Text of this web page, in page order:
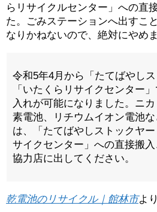
らリサイクルセンター」への直
た。ごみステーションへ出すこ
なりかねないので、絶対にやめ
令和5年4月から「たてばやし
「いたくらリサイクセンター
入れが可能になりました。ニ
素電池、リチウムイオン電池
は、「たてばやしストックヤ
サイクセンター」への直接搬
協力店に出してください。
乾電池のリサイクル｜館林市より